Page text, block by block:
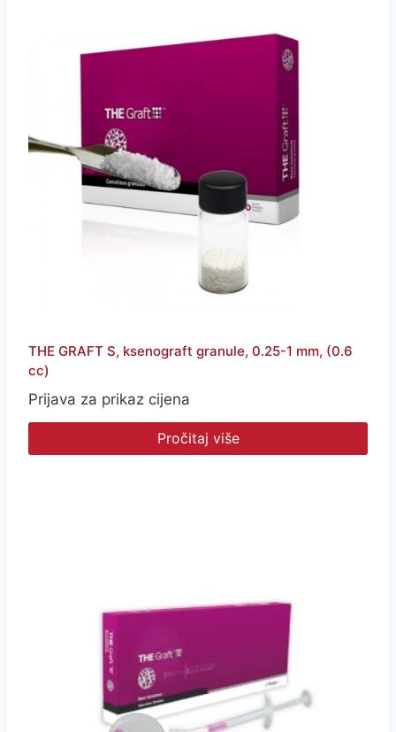
THE GRAFT S, ksenograft granule, 0.25-1 mm, (0.6
cc)
Prijava za prikaz cijena
Pročitaj više